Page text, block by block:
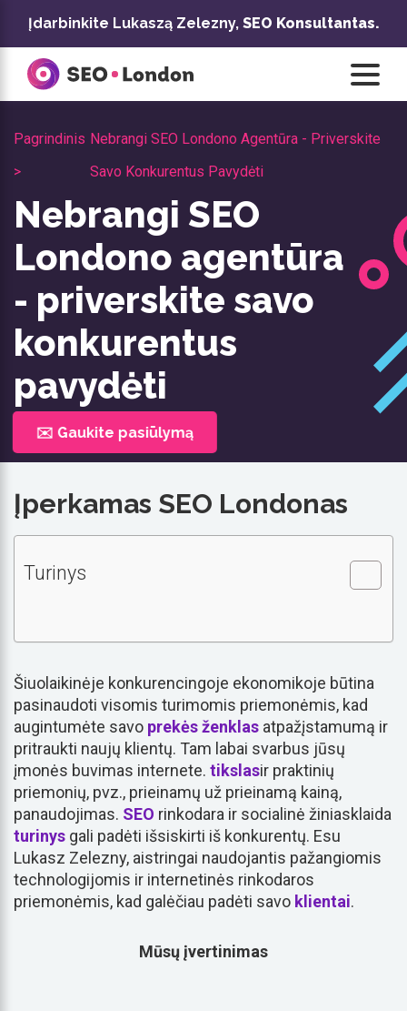
turinio
Įdarbinkite Lukaszą Zelezny, SEO Konsultantas.
Pagrindinis
>
Nebrangi SEO Londono Agentūra - Priverskite
Savo Konkurentus Pavydėti
Nebrangi SEO
Londono agentūra
- priverskite savo
konkurentus
pavydėti
✉️ Gaukite pasiūlymą
Įperkamas SEO Londonas
Turinys
Šiuolaikinėje konkurencingoje ekonomikoje būtina
pasinaudoti visomis turimomis priemonėmis, kad
augintumėte savo prekės ženklas atpažįstamumą ir
pritraukti naujų klientų. Tam labai svarbus jūsų
įmonės buvimas internete. tikslasir praktinių
priemonių, pvz., prieinamų už prieinamą kainą,
panaudojimas. SEO rinkodara ir socialinė žiniasklaida
turinys gali padėti išsiskirti iš konkurentų. Esu
Lukasz Zelezny, aistringai naudojantis pažangiomis
technologijomis ir internetinės rinkodaros
priemonėmis, kad galėčiau padėti savo klientai.
Mūsų įvertinimas